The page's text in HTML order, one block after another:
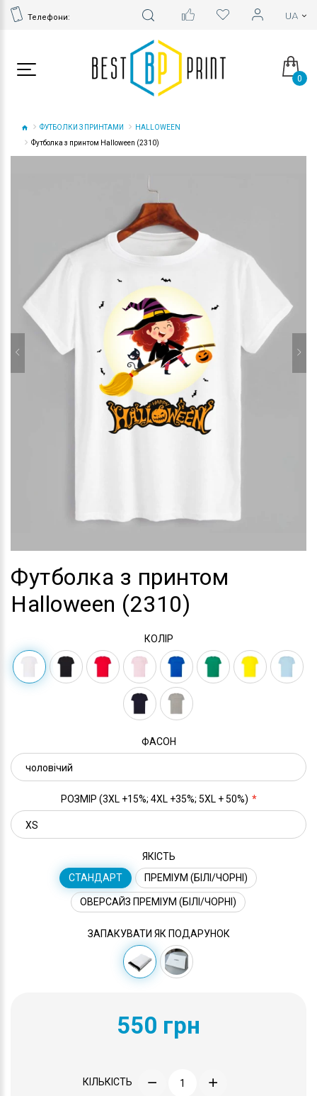
Телефони:
0
ФУТБОЛКИ З ПРИНТАМИ
HALLOWEEN
Футболка з принтом Halloween (2310)
Футболка з принтом
Halloween (2310)
КОЛІР
ФАСОН
РОЗМІР (3XL +15%; 4XL +35%; 5XL + 50%)
ЯКІСТЬ
СТАНДАРТ
ПРЕМІУМ (БІЛІ/ЧОРНІ)
ОВЕРСАЙЗ ПРЕМІУМ (БІЛІ/ЧОРНІ)
ЗАПАКУВАТИ ЯК ПОДАРУНОК
550 грн
КІЛЬКІСТЬ